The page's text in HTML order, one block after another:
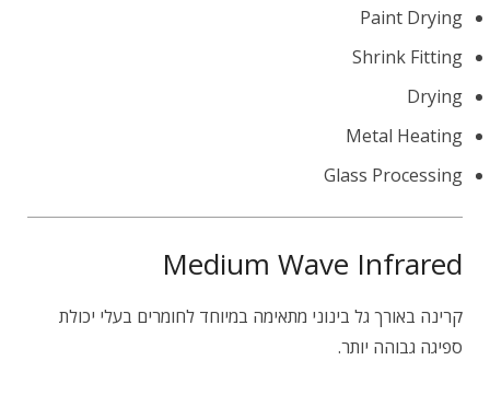
Paint Drying
Shrink Fitting
Drying
Metal Heating
Glass Processing
Medium Wave Infrared
קרינה באורך גל בינוני מתאימה במיוחד לחומרים בעלי יכולת
ספיגה גבוהה יותר.